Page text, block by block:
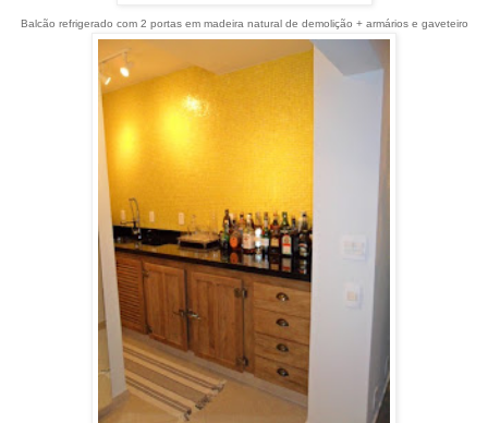
Balcão refrigerado com 2 portas em madeira natural de demolição + armários e gaveteiro